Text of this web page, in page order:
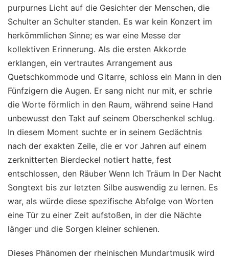
purpurnes Licht auf die Gesichter der Menschen, die
Schulter an Schulter standen. Es war kein Konzert im
herkömmlichen Sinne; es war eine Messe der
kollektiven Erinnerung. Als die ersten Akkorde
erklangen, ein vertrautes Arrangement aus
Quetschkommode und Gitarre, schloss ein Mann in den
Fünfzigern die Augen. Er sang nicht nur mit, er schrie
die Worte förmlich in den Raum, während seine Hand
unbewusst den Takt auf seinem Oberschenkel schlug.
In diesem Moment suchte er in seinem Gedächtnis
nach der exakten Zeile, die er vor Jahren auf einem
zerknitterten Bierdeckel notiert hatte, fest
entschlossen, den Räuber Wenn Ich Träum In Der Nacht
Songtext bis zur letzten Silbe auswendig zu lernen. Es
war, als würde diese spezifische Abfolge von Worten
eine Tür zu einer Zeit aufstoßen, in der die Nächte
länger und die Sorgen kleiner schienen.
Dieses Phänomen der rheinischen Mundartmusik wird